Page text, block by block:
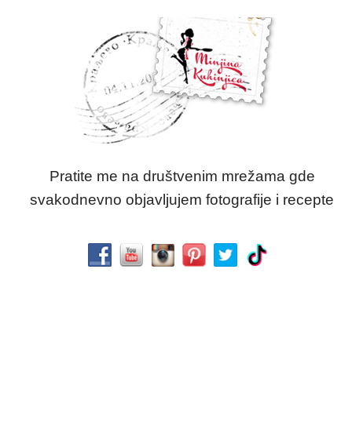
Pratite me na društvenim mrežama gde
svakodnevno objavljujem fotografije i recepte